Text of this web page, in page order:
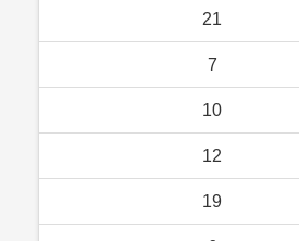
21
7
10
12
19